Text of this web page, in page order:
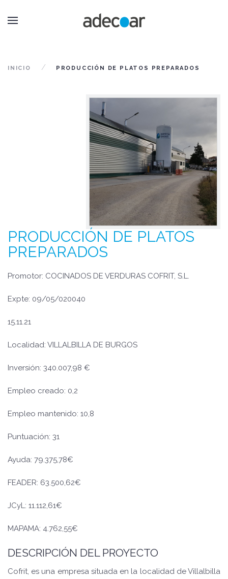
INICIO PRODUCCIÓN DE PLATOS PREPARADOS
PRODUCCIÓN DE PLATOS
PREPARADOS
Promotor: COCINADOS DE VERDURAS COFRIT, S.L.
Expte: 09/05/020040
15.11.21
Localidad: VILLALBILLA DE BURGOS
Inversión: 340.007,98 €
Empleo creado: 0,2
Empleo mantenido: 10,8
Puntuación: 31
Ayuda: 79.375,78€
FEADER: 63.500,62€
JCyL: 11.112,61€
MAPAMA: 4.762,55€
DESCRIPCIÓN DEL PROYECTO
Cofrit, es una empresa situada en la localidad de Villalbilla